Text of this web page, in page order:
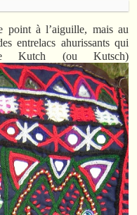
point à l’aiguille, mais au
entrelacs ahurissants qui
Kutch (ou Kutsch)